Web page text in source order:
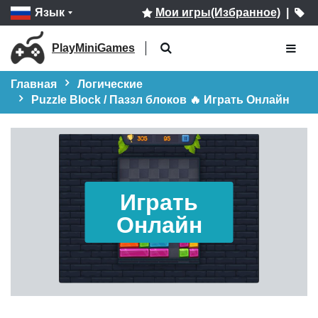
Язык Мои игры(Избранное)|
PlayMiniGames
Главная
Логические
Puzzle Block / Паззл блоков 🔥 Играть Онлайн
Играть
Онлайн